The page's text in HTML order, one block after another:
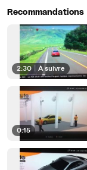
Recommandations
2:30 À suivre
0:15